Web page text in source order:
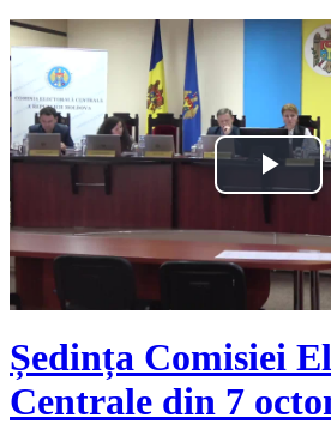
Play
Ședința Comisiei
Centrale din 7